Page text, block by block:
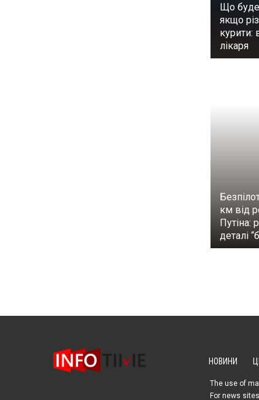
Що буде
якщо
курити:
лікаря
км від
Путіна:
деталі
НОВИНИ
The use of
For news